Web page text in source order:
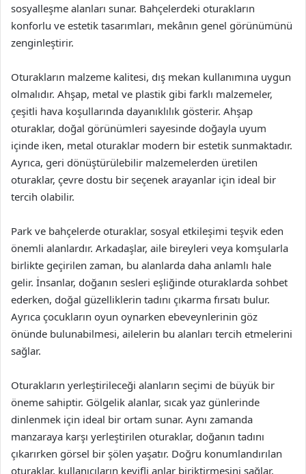
sosyalleşme alanları sunar. Bahçelerdeki oturakların
konforlu ve estetik tasarımları, mekânın genel görünümünü
zenginleştirir.
Oturakların malzeme kalitesi, dış mekan kullanımına uygun
olmalıdır. Ahşap, metal ve plastik gibi farklı malzemeler,
çeşitli hava koşullarında dayanıklılık gösterir. Ahşap
oturaklar, doğal görünümleri sayesinde doğayla uyum
içinde iken, metal oturaklar modern bir estetik sunmaktadır.
Ayrıca, geri dönüştürülebilir malzemelerden üretilen
oturaklar, çevre dostu bir seçenek arayanlar için ideal bir
tercih olabilir.
Park ve bahçelerde oturaklar, sosyal etkileşimi teşvik eden
önemli alanlardır. Arkadaşlar, aile bireyleri veya komşularla
birlikte geçirilen zaman, bu alanlarda daha anlamlı hale
gelir. İnsanlar, doğanın sesleri eşliğinde oturaklarda sohbet
ederken, doğal güzelliklerin tadını çıkarma fırsatı bulur.
Ayrıca çocukların oyun oynarken ebeveynlerinin göz
önünde bulunabilmesi, ailelerin bu alanları tercih etmelerini
sağlar.
Oturakların yerleştirileceği alanların seçimi de büyük bir
öneme sahiptir. Gölgelik alanlar, sıcak yaz günlerinde
dinlenmek için ideal bir ortam sunar. Aynı zamanda
manzaraya karşı yerleştirilen oturaklar, doğanın tadını
çıkarırken görsel bir şölen yaşatır. Doğru konumlandırılan
oturaklar, kullanıcıların keyifli anlar biriktirmesini sağlar.